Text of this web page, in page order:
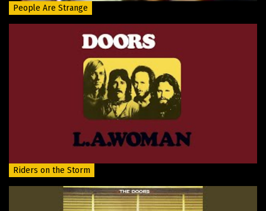
People Are Strange
Riders on the Storm